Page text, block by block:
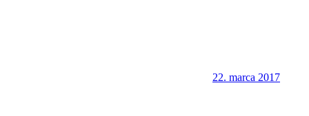
22. marca 2017